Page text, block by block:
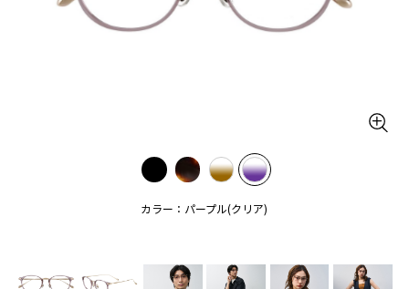
カラー：パープル(クリア)